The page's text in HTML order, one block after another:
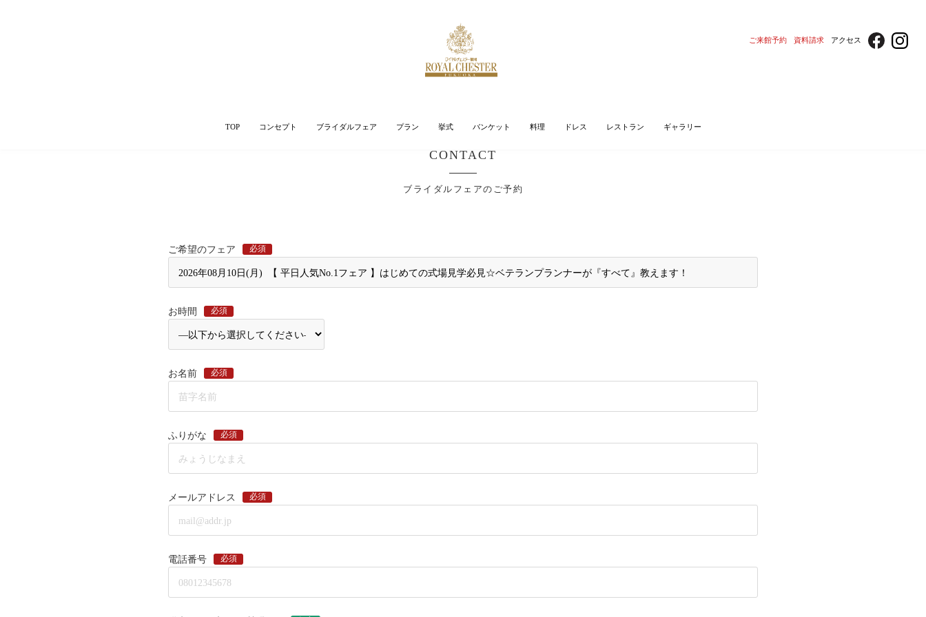
ご来館予約 資料請求 アクセス
TOP コンセプト ブライダルフェア プラン 挙式 バンケット 料理 ドレス レストラン ギャラリー
CONTACT
ブライダルフェアのご予約
ご希望のフェア 必須
お時間 必須
お名前 必須
ふりがな 必須
メールアドレス 必須
電話番号 必須